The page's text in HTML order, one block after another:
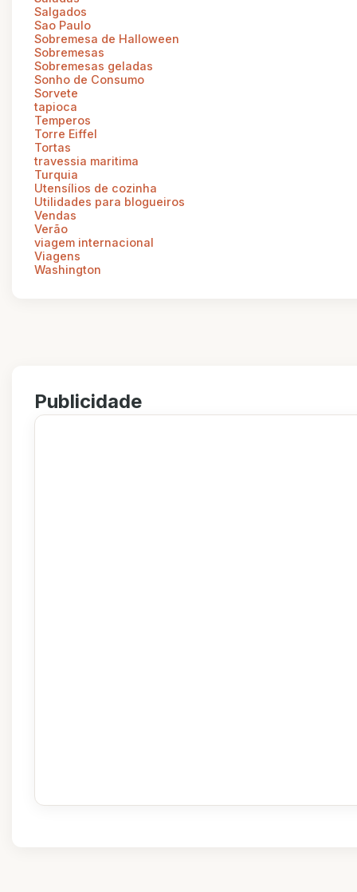
Salgados
Sao Paulo
Sobremesa de Halloween
Sobremesas
Sobremesas geladas
Sonho de Consumo
Sorvete
tapioca
Temperos
Torre Eiffel
Tortas
travessia maritima
Turquia
Utensílios de cozinha
Utilidades para blogueiros
Vendas
Verão
viagem internacional
Viagens
Washington
Publicidade